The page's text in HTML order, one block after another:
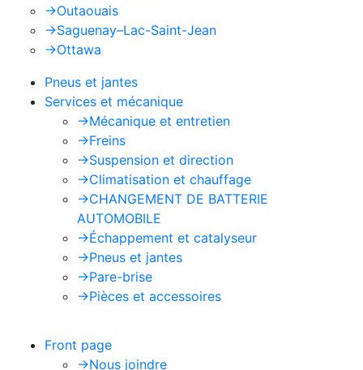
->Outaouais
->Saguenay–Lac-Saint-Jean
->Ottawa
Pneus et jantes
Services et mécanique
->Mécanique et entretien
->Freins
->Suspension et direction
->Climatisation et chauffage
->CHANGEMENT DE BATTERIE
AUTOMOBILE
->Échappement et catalyseur
->Pneus et jantes
->Pare-brise
->Pièces et accessoires
Front page
->Nous joindre